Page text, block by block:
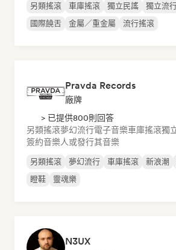
另類搖滾 車庫搖滾 獨立民謠 獨立流
國際饒舌
金屬／重金屬 流行搖滾
Pravda Records
廠牌
> 已提供800則回答
另類搖滾夢幻流行電子音樂車庫搖滾獨
簽約音樂人或發行其音樂
另類搖滾 夢幻流行 車庫搖滾 新浪潮
瞪鞋
靈魂樂
N3UX